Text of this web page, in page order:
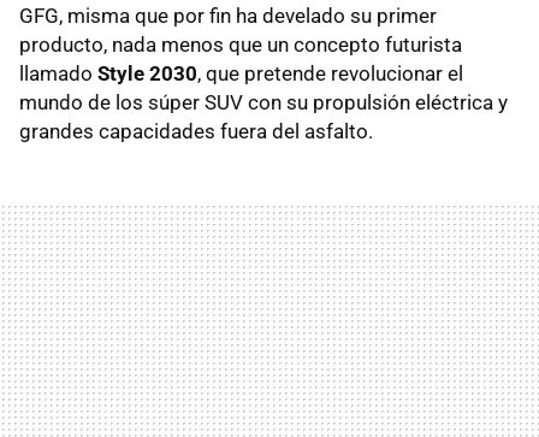
GFG, misma que por fin ha develado su primer
producto, nada menos que un concepto futurista
llamado Style 2030, que pretende revolucionar el
mundo de los súper SUV con su propulsión eléctrica y
grandes capacidades fuera del asfalto.